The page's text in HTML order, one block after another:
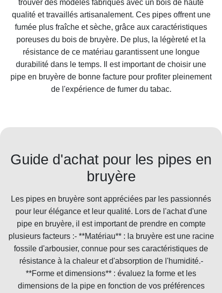
trouver des modèles fabriqués avec un bois de haute
qualité et travaillés artisanalement. Ces pipes offrent une
fumée plus fraîche et sèche, grâce aux caractéristiques
poreuses du bois de bruyère. De plus, la légèreté et la
résistance de ce matériau garantissent une longue
durabilité dans le temps. Il est important de choisir une
pipe en bruyère de bonne facture pour profiter pleinement
de l'expérience de fumer du tabac.
Guide d'achat pour les pipes en
bruyère
Les pipes en bruyère sont appréciées par les passionnés
pour leur élégance et leur qualité. Lors de l'achat d'une
pipe en bruyère, il est important de prendre en compte
plusieurs facteurs :- **Matériau** : la bruyère est une racine
fossile d'arbousier, connue pour ses caractéristiques de
résistance à la chaleur et d'absorption de l'humidité.-
**Forme et dimensions** : évaluez la forme et les
dimensions de la pipe en fonction de vos préférences